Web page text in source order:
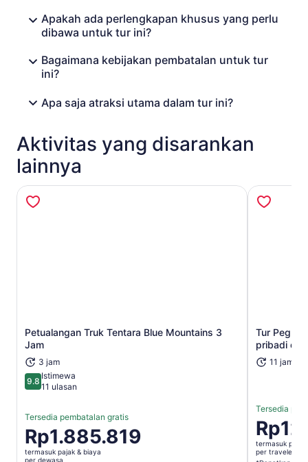
Apakah ada perlengkapan khusus yang perlu
dibawa untuk tur ini?
Bagaimana kebijakan pembatalan untuk tur
ini?
Apa saja atraksi utama dalam tur ini?
Aktivitas yang disarankan
lainnya
Petualangan Truk Tentara Blue Mountains 3
Jam
3 jam
9.89.8 dari 10
Istimewa
11 ulasan
Tersedia pembatalan gratis
Harga
Rp1.885.819
Rp1.885.819
termasuk pajak & biaya
per dewasa
Buka di tab baru
Tur
pribadi
11 jam
Tersedia
Harga
per
termasuk pajak
per traveler*